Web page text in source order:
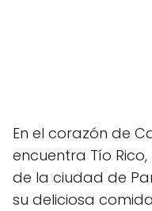
En el corazón de
encuentra Tío
de la ciudad de
su deliciosa